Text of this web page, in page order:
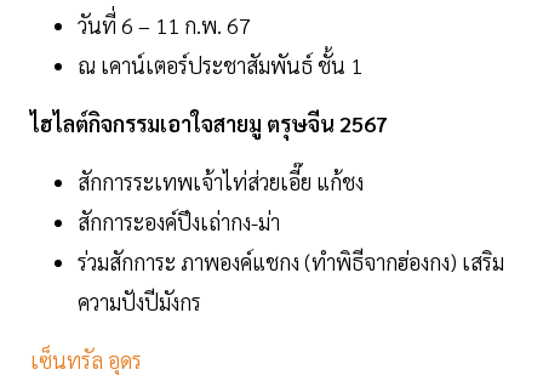
วันที่ 6 – 11 ก.พ. 67
ณ เคาน์เตอร์ประชาสัมพันธ์ ชั้น 1
ไฮไลต์กิจกรรมเอาใจสายมู ตรุษจีน 2567
สักการระเทพเจ้าไท่ส่วยเอี๊ย แก้ชง
สักการะองค์ปึงเถ่ากง-ม่า
ร่วมสักการะ ภาพองค์แชกง (ทำพิธีจากฮ่องกง) เสริม
ความปังปีมังกร
เซ็นทรัล อุดร